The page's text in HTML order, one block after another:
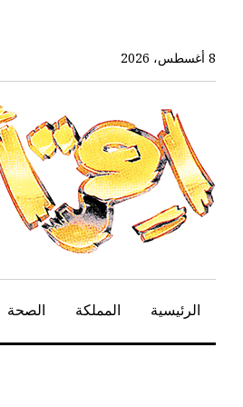
المحتوى
الرئيسي
8 أغسطس، 2026
الرئيسية المملكة الصحة